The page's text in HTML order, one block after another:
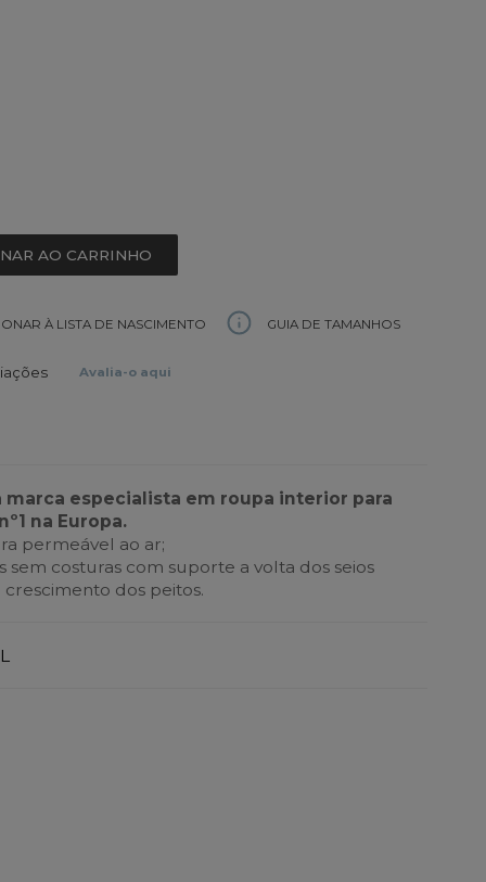
AO CARRINHO
À LISTA DE NASCIMENTO GUIA DE TAMANHOS
Avalia-o aqui
marca especialista em roupa interior para
na Europa.
permeável ao ar;
sem costuras com suporte a volta dos seios
dos peitos.